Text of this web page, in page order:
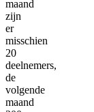
maand
zijn
er
misschien
20
deelnemers,
de
volgende
maand